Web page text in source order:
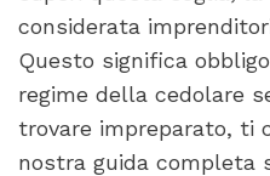
considerata
Questo significa
regime della cedolare
trovare impreparato, ti
nostra guida completa